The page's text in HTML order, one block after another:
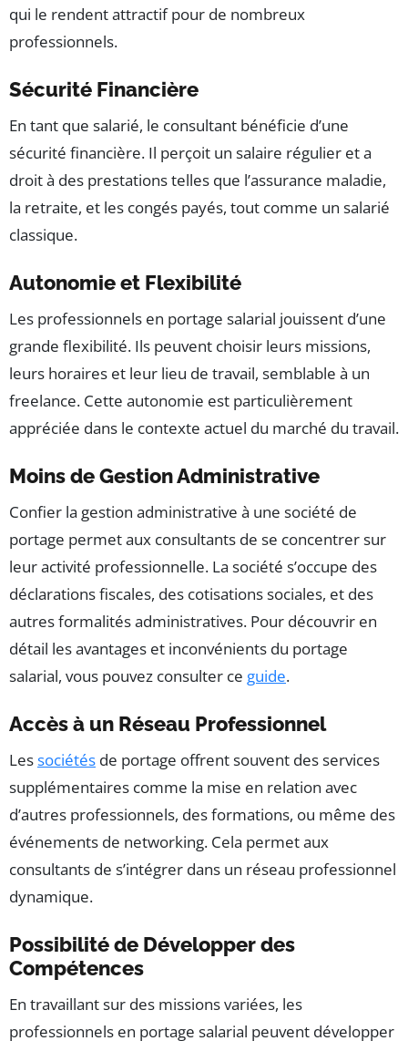
qui le rendent attractif pour de nombreux
professionnels.
Sécurité Financière
En tant que salarié, le consultant bénéficie d’une
sécurité financière. Il perçoit un salaire régulier et a
droit à des prestations telles que l’assurance maladie,
la retraite, et les congés payés, tout comme un salarié
classique.
Autonomie et Flexibilité
Les professionnels en portage salarial jouissent d’une
grande flexibilité. Ils peuvent choisir leurs missions,
leurs horaires et leur lieu de travail, semblable à un
freelance. Cette autonomie est particulièrement
appréciée dans le contexte actuel du marché du travail.
Moins de Gestion Administrative
Confier la gestion administrative à une société de
portage permet aux consultants de se concentrer sur
leur activité professionnelle. La société s’occupe des
déclarations fiscales, des cotisations sociales, et des
autres formalités administratives. Pour découvrir en
détail les avantages et inconvénients du portage
salarial, vous pouvez consulter ce guide.
Accès à un Réseau Professionnel
Lessociétés de portage offrent souvent des services
supplémentaires comme la mise en relation avec
d’autres professionnels, des formations, ou même des
événements de networking. Cela permet aux
consultants de s’intégrer dans un réseau professionnel
dynamique.
Possibilité de Développer des
Compétences
En travaillant sur des missions variées, les
professionnels en portage salarial peuvent développer